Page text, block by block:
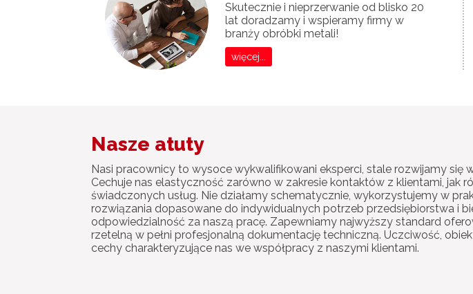
Skutecznie i nieprzerwanie od blisko 20
lat doradzamy i wspieramy firmy w
branży obróbki metali!
więcej...
Nasze atuty
Nasi pracownicy to wysoce wykwalifikowani eksperci, stale rozwijamy się
Cechuje nas elastyczność zarówno w zakresie kontaktów z klientami, jak
świadczonych usług. Nie działamy schematycznie, wykorzystujemy w
rozwiązania dopasowane do indywidualnych potrzeb przedsiębiorstwa i
odpowiedzialność za naszą pracę. Zapewniamy najwyższy standard
rzetelną w pełni profesjonalną dokumentację techniczną. Uczciwość,
cechy charakteryzujące nas we współpracy z naszymi klientami.